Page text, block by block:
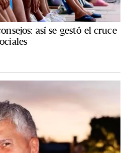
así se gestó el cruce